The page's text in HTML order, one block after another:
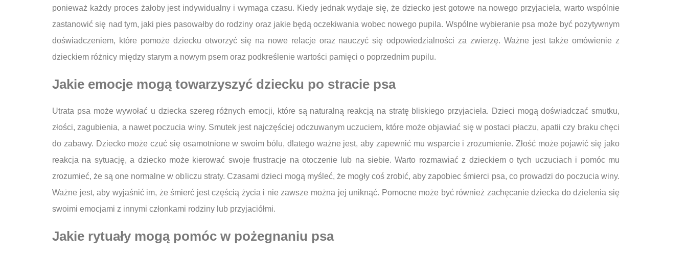
ponieważ każdy proces żałoby jest indywidualny i wymaga czasu. Kiedy jednak wydaje się, że dziecko jest gotowe na nowego przyjaciela, warto wspólnie
zastanowić się nad tym, jaki pies pasowałby do rodziny oraz jakie będą oczekiwania wobec nowego pupila. Wspólne wybieranie psa może być pozytywnym
doświadczeniem, które pomoże dziecku otworzyć się na nowe relacje oraz nauczyć się odpowiedzialności za zwierzę. Ważne jest także omówienie z
dzieckiem różnicy między starym a nowym psem oraz podkreślenie wartości pamięci o poprzednim pupilu.
Jakie emocje mogą towarzyszyć dziecku po stracie psa
Utrata psa może wywołać u dziecka szereg różnych emocji, które są naturalną reakcją na stratę bliskiego przyjaciela. Dzieci mogą doświadczać smutku,
złości, zagubienia, a nawet poczucia winy. Smutek jest najczęściej odczuwanym uczuciem, które może objawiać się w postaci płaczu, apatii czy braku chęci
do zabawy. Dziecko może czuć się osamotnione w swoim bólu, dlatego ważne jest, aby zapewnić mu wsparcie i zrozumienie. Złość może pojawić się jako
reakcja na sytuację, a dziecko może kierować swoje frustracje na otoczenie lub na siebie. Warto rozmawiać z dzieckiem o tych uczuciach i pomóc mu
zrozumieć, że są one normalne w obliczu straty. Czasami dzieci mogą myśleć, że mogły coś zrobić, aby zapobiec śmierci psa, co prowadzi do poczucia winy.
Ważne jest, aby wyjaśnić im, że śmierć jest częścią życia i nie zawsze można jej uniknąć. Pomocne może być również zachęcanie dziecka do dzielenia się
swoimi emocjami z innymi członkami rodziny lub przyjaciółmi.
Jakie rytuały mogą pomóc w pożegnaniu psa